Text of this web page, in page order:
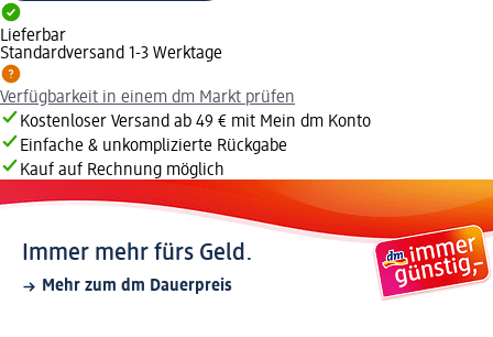
Lieferbar
Standardversand 1-3 Werktage
Verfügbarkeit in einem dm Markt prüfen
Kostenloser Versand ab 49 € mit Mein dm Konto
Einfache & unkomplizierte Rückgabe
Kauf auf Rechnung möglich
Immer mehr fürs Geld.
Mehr zum dm Dauerpreis